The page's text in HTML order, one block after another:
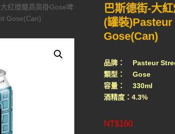
紅燈籠高高掛Gose啤
Gose(Can)
巴斯德街-大
(罐裝
Gose(Can)
品牌： Pasteur
類型： Gose
容量： 330ml
酒精度：4.3%
NT$160